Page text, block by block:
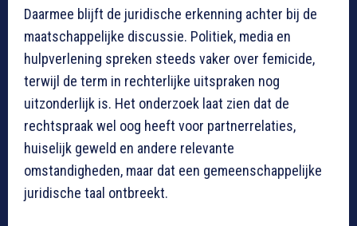
Daarmee blijft de juridische erkenning achter bij de
maatschappelijke discussie. Politiek, media en
hulpverlening spreken steeds vaker over femicide,
terwijl de term in rechterlijke uitspraken nog
uitzonderlijk is. Het onderzoek laat zien dat de
rechtspraak wel oog heeft voor partnerrelaties,
huiselijk geweld en andere relevante
omstandigheden, maar dat een gemeenschappelijke
juridische taal ontbreekt.